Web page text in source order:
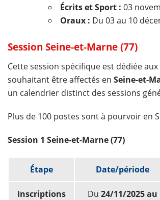
Écrits et Sport : 03
Oraux : Du 03 au 10
Session Seine-et-Marne (77)
Cette session spécifique est dédiée
souhaitant être affectés en Seine-et-
un calendrier distinct des sessions
Plus de 100 postes sont à pourvoir en
Session 1 Seine-et-Marne (77)
Étape Date/période
Inscriptions Du 24/11/2025 au